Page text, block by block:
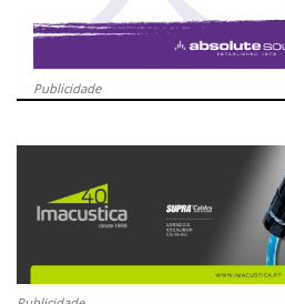
Publicidade